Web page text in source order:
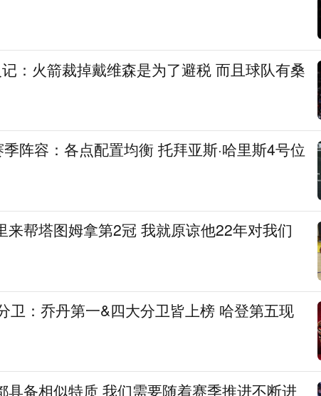
：火箭裁掉戴维森是为了避税 而且球队有桑
阵容：各点配置均衡 托拜亚斯·哈里斯4号位
来帮塔图姆拿第2冠 我就原谅他22年对我们
卫：乔丹第一&四大分卫皆上榜 哈登第五现
具备相似特质 我们需要随着赛季推进不断进